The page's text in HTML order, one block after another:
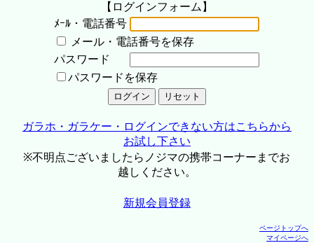
【ログインフォーム】
ﾒｰﾙ・電話番号
メール・電話番号を保存
パスワード
パスワードを保存
ガラホ・ガラケー・ログインできない方はこちらから
お試し下さい
※不明点ございましたらノジマの携帯コーナーまでお
越しください。
新規会員登録
ページトップへ
マイページへ